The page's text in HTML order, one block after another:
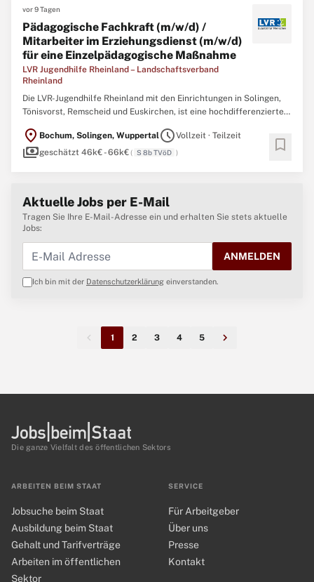
vor 9 Tagen
Pädagogische Fachkraft (m/w/d) /
Mitarbeiter im Erziehungsdienst (m/w/d)
für eine Einzelpädagogische Maßnahme
LVR Jugendhilfe Rheinland – Landschaftsverband
Rheinland
Die LVR-Jugendhilfe Rheinland mit den Einrichtungen in Solingen,
Tönisvorst, Remscheid und Euskirchen, ist eine hochdifferenzierte
Protect, leben Jugendliche mit Fluchthintergrund. In der
sportpädagogisch orientierten Wohngruppe
location_on Bochum, Solingen, WuppertalscheduleVollzeit · Teilzeit
paymentsgeschätzt 46k€ - 66k€( S 8b TVöD ) bookmark
Aktuelle Jobs per E-Mail
Tragen Sie Ihre E-Mail-Adresse ein und erhalten Sie stets aktuelle
Jobs:
ANMELDEN
Ich bin mit der Datenschutzerklärung einverstanden.
1 2 3 4 5
Die ganze Vielfalt des öffentlichen Sektors
ARBEITEN BEIM STAAT
Jobsuche beim Staat
Ausbildung beim Staat
Gehalt und Tarifverträge
Arbeiten im öffentlichen
Sektor
SERVICE
Für Arbeitgeber
Über uns
Presse
Kontakt